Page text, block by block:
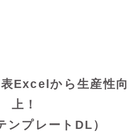
Excelから生産性向
上！
ンプレートDL）